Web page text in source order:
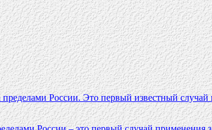
России. Это первый известный случай